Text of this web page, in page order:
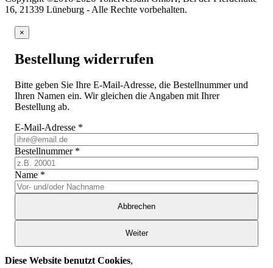
16, 21339 Lüneburg - Alle Rechte vorbehalten.
×
Bestellung widerrufen
Bitte geben Sie Ihre E-Mail-Adresse, die Bestellnummer und
Ihren Namen ein. Wir gleichen die Angaben mit Ihrer
Bestellung ab.
E-Mail-Adresse *
Bestellnummer *
Name *
Abbrechen
Weiter
Diese Website benutzt Cookies,